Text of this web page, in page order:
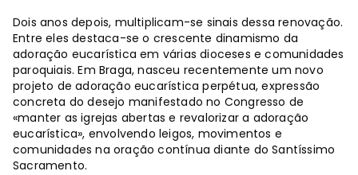
Dois anos depois, multiplicam-se sinais dessa renovação.
Entre eles destaca-se o crescente dinamismo da
adoração eucarística em várias dioceses e comunidades
paroquiais. Em Braga, nasceu recentemente um novo
projeto de adoração eucarística perpétua, expressão
concreta do desejo manifestado no Congresso de
«manter as igrejas abertas e revalorizar a adoração
eucarística», envolvendo leigos, movimentos e
comunidades na oração contínua diante do Santíssimo
Sacramento.